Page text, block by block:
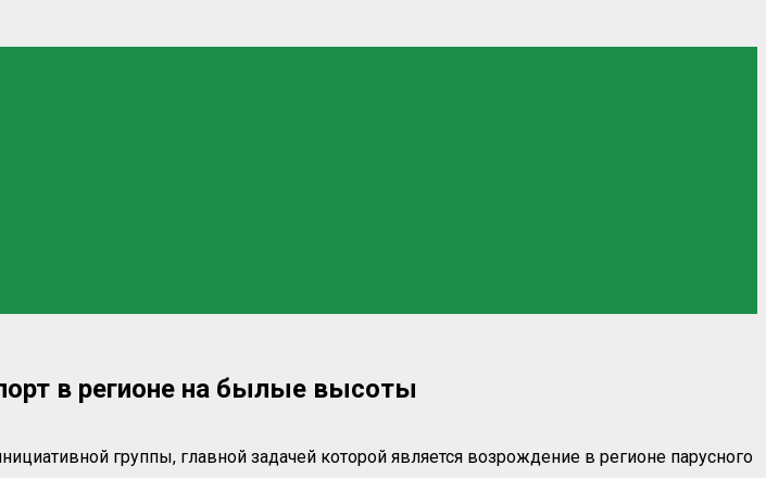
в регионе на былые высоты
группы, главной задачей которой является возрождение в регионе парусного